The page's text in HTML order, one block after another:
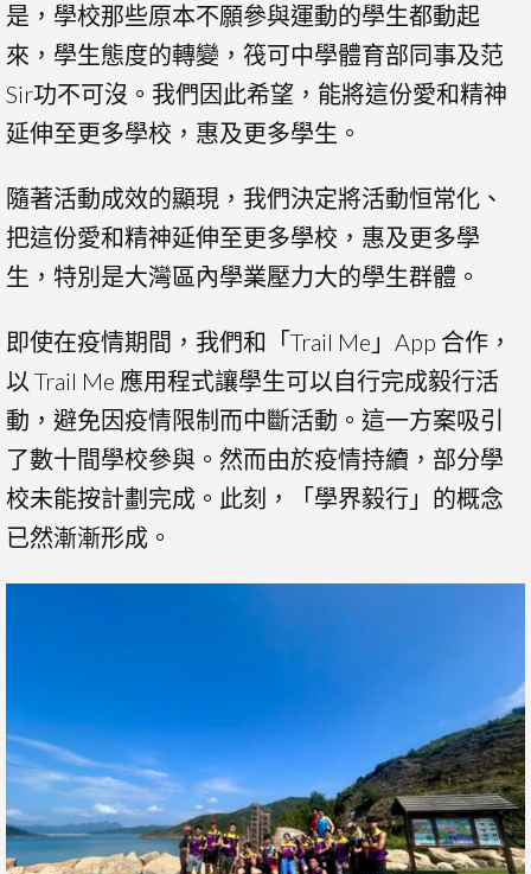
是，學校那些原本不願參與運動的學生都動起
來，學生態度的轉變，筏可中學體育部同事及范
Sir功不可沒。我們因此希望，能將這份愛和精神
延伸至更多學校，惠及更多學生。
隨著活動成效的顯現，我們決定將活動恒常化、
把這份愛和精神延伸至更多學校，惠及更多學
生，特別是大灣區內學業壓力大的學生群體。
即使在疫情期間，我們和「Trail Me」App 合作，
以 Trail Me 應用程式讓學生可以自行完成毅行活
動，避免因疫情限制而中斷活動。這一方案吸引
了數十間學校參與。然而由於疫情持續，部分學
校未能按計劃完成。此刻，「學界毅行」的概念
已然漸漸形成。